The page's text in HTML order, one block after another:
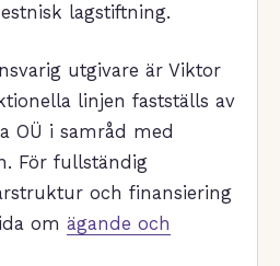
lagstiftning.
utgivare är Viktor
linjen fastställs av
OÜ i samråd med
För fullständig
och finansiering
om ägande och